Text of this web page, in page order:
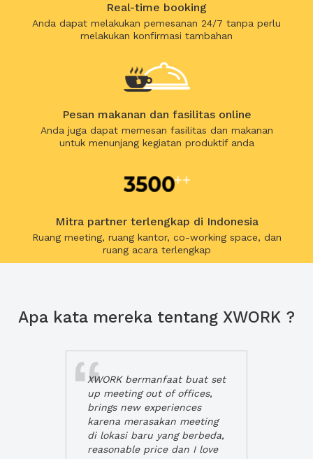
Real-time booking
Anda dapat melakukan pemesanan 24/7 tanpa perlu
melakukan konfirmasi tambahan
Pesan makanan dan fasilitas online
Anda juga dapat memesan fasilitas dan makanan
untuk menunjang kegiatan produktif anda
Mitra partner terlengkap di Indonesia
Ruang meeting, ruang kantor, co-working space, dan
ruang acara terlengkap
Apa kata mereka tentang XWORK ?
XWORK bermanfaat buat set
up meeting out of offices,
brings new experiences
karena merasakan meeting
di lokasi baru yang berbeda,
reasonable price dan I love